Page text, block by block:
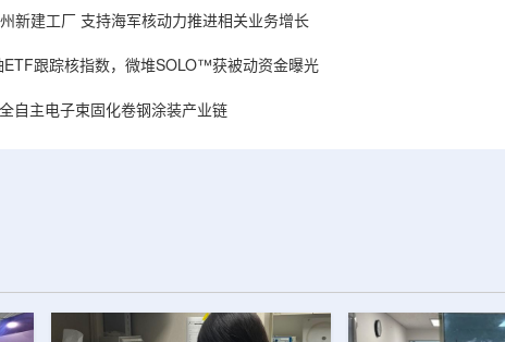
新建工厂 支持海军核动力推进相关业务增长
跟踪核指数，微堆SOLO™获被动资金曝光
自主电子束固化卷钢涂装产业链